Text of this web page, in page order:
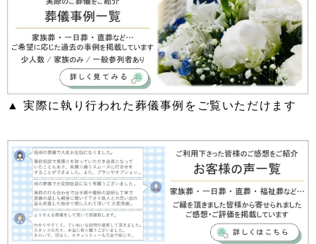
▲ 実際に執り行われた葬儀事例をご覧いただけます